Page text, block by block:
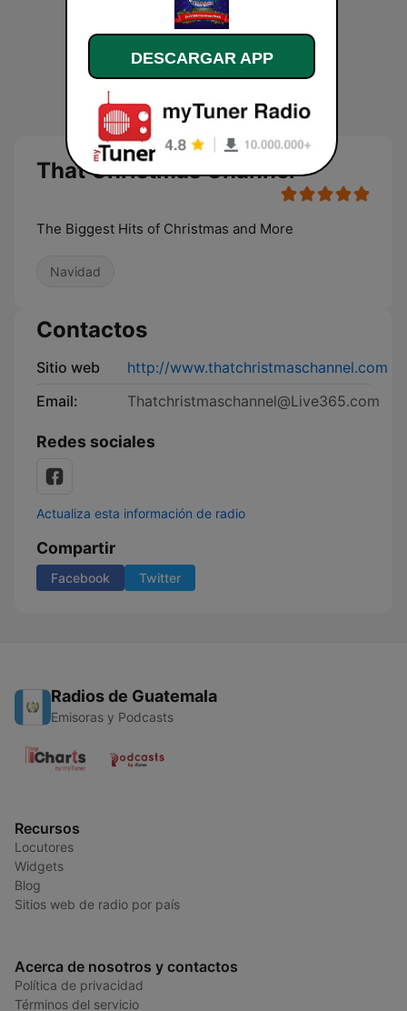
That Christmas Channel
The Biggest Hits of Christmas and More
Navidad
Contactos
Sitio web
http://www.thatchristmaschannel.com
Email:
Thatchristmaschannel@Live365.com
Redes sociales
Actualiza esta información de radio
Compartir
Facebook Twitter
Radios de Guatemala
Emisoras y Podcasts
Recursos
Locutores
Widgets
Blog
Sitios web de radio por país
Acerca de nosotros y contactos
Política de privacidad
Términos del servicio
DESCARGAR APP